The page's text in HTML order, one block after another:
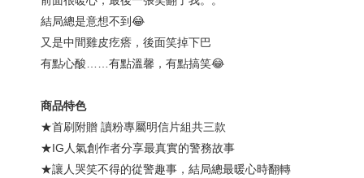
結局總是意想不到😂
又是中間雞皮疙瘩，後面笑掉下巴
有點心酸……有點溫馨，有點搞笑😂
商品特色
★首刷附贈 讀粉專屬明信片組共三款
★IG人氣創作者分享最真實的警務故事
★讓人哭笑不得的從警趣事，結局總最暖心時翻轉